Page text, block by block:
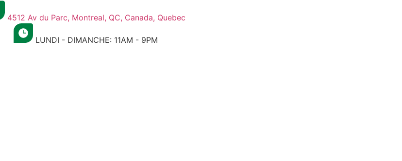
4512 Av du Parc, Montreal, QC, Canada, Quebec
LUNDI - DIMANCHE: 11AM - 9PM